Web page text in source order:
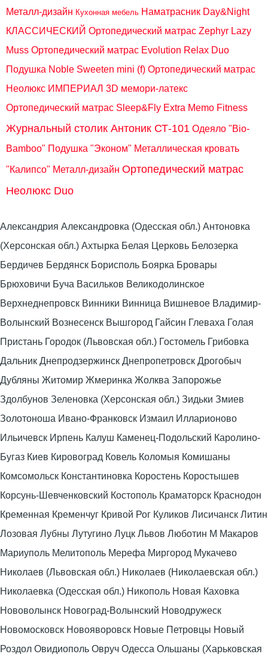
Металл-дизайн Кухонная мебель Наматрасник Day&Night
КЛАССИЧЕСКИЙ Ортопедический матрас Zephyr Lazy
Muss Ортопедический матрас Evolution Relax Duo
Подушка Noble Sweeten mini (f) Ортопедический матрас
Неолюкс ИМПЕРИАЛ 3D мемори-латекс
Ортопедический матрас Sleep&Fly Extra Memo Fitness
Журнальный столик Антоник СТ-101 Одеяло "Bio-
Bamboo" Подушка "Эконом" Металлическая кровать
"Калипсо" Металл-дизайн Ортопедический матрас
Неолюкс Duo
Александрия Александровка (Одесская обл.) Антоновка
(Херсонская обл.) Ахтырка Белая Церковь Белозерка
Бердичев Бердянск Борисполь Боярка Бровары
Брюховичи Буча Васильков Великодолинское
Верхнеднепровск Винники Винница Вишневое Владимир-
Волынский Вознесенск Вышгород Гайсин Глеваха Голая
Пристань Городок (Львовская обл.) Гостомель Грибовка
Дальник Днепродзержинск Днепропетровск Дрогобыч
Дубляны Житомир Жмеринка Жолква Запорожье
Здолбунов Зеленовка (Херсонская обл.) Зидьки Змиев
Золотоноша Ивано-Франковск Измаил Илларионово
Ильичевск Ирпень Калуш Каменец-Подольский Каролино-
Бугаз Киев Кировоград Ковель Коломыя Комишаны
Комсомольск Константиновка Коростень Коростышев
Корсунь-Шевченковский Костополь Краматорск Краснодон
Кременная Кременчуг Кривой Рог Куликов Лисичанск Литин
Лозовая Лубны Лутугино Луцк Львов Люботин М Макаров
Мариуполь Мелитополь Мерефа Миргород Мукачево
Николаев (Львовская обл.) Николаев (Николаевская обл.)
Николаевка (Одесская обл.) Никополь Новая Каховка
Нововолынск Новоград-Волынский Новодружеск
Новомосковск Новояворовск Новые Петровцы Новый
Роздол Овидиополь Овруч Одесса Ольшаны (Харьковская